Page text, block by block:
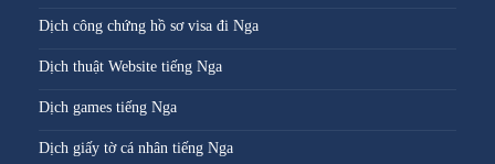
Dịch công chứng hồ sơ visa đi Nga
Dịch thuật Website tiếng Nga
Dịch games tiếng Nga
Dịch giấy tờ cá nhân tiếng Nga